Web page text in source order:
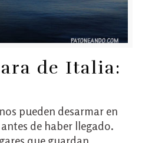
de Italia:
pueden desarmar en
de haber llegado.